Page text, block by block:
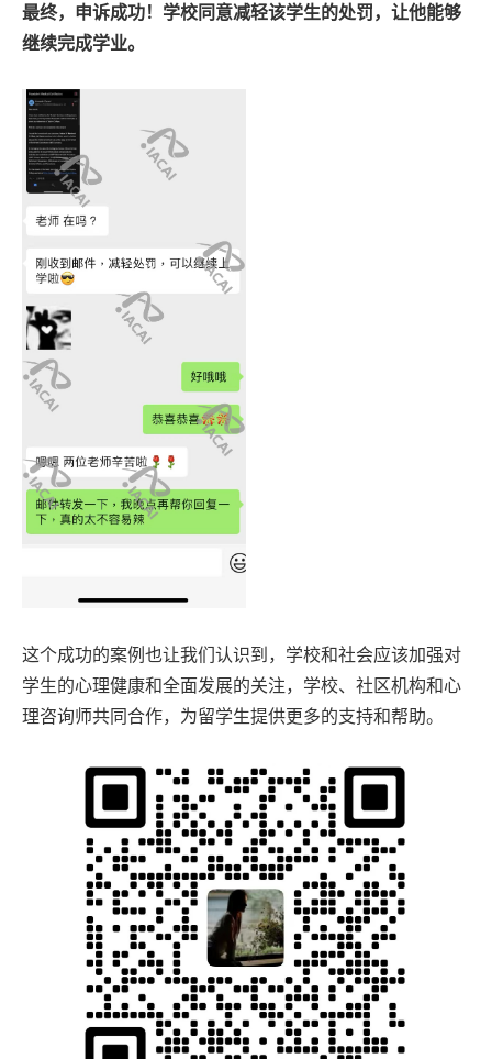
最终， 申诉成功！ 学校同意减轻该学生的处罚，让他能够
继续完成学业。
这个成功的案例也让我们认识到，学校和社会应该加强对
学生的心理健康和全面发展的关注，学校、社区机构和心
理咨询师共同合作，为留学生提供更多的支持和帮助。